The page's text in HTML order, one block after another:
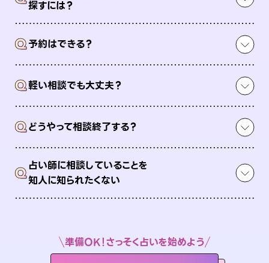
探すには？
Q予約はできる？
Q軽い相談でも大丈夫？
Qどうやって相談終了する？
Q占い師に相談していることを
知人に知られたくない
準備OK！さっそく占いを始めよう